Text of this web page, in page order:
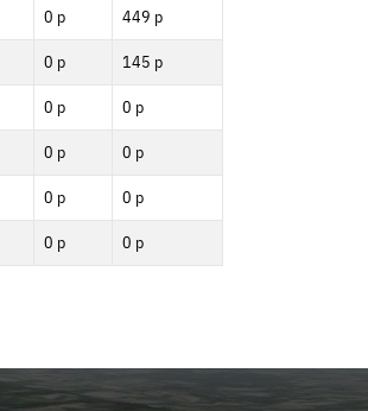
0 p 449 p
0 p 145 p
0 p 0 p
0 p 0 p
0 p 0 p
0 p 0 p